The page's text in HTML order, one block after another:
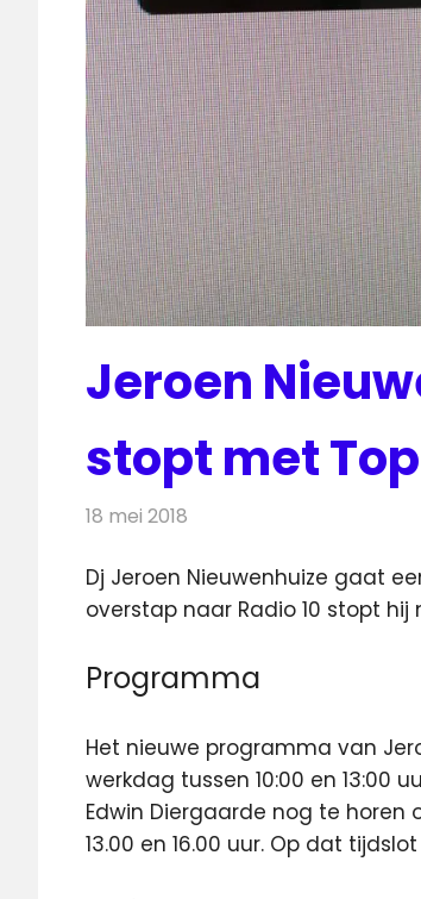
Jeroen
stopt met
18 mei 2018
Dj Jeroen Nieuwenhuize gaat
overstap naar Radio 10 stopt
Programma
Het nieuwe programma van
werkdag tussen 10:00 en 13:00
Edwin Diergaarde nog te
13.00 en 16.00 uur. Op dat